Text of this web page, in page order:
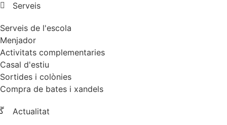
Serveis
Serveis de l'escola
Menjador
Activitats complementaries
Casal d'estiu
Sortides i colònies
Compra de bates i xandels
Actualitat